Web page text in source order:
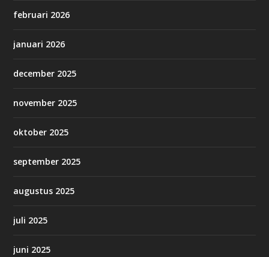
februari 2026
januari 2026
december 2025
november 2025
oktober 2025
september 2025
augustus 2025
juli 2025
juni 2025